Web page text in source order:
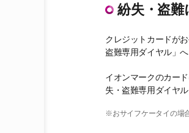
紛失・盗
クレジットカードが
盗難専用ダイヤル」
イオンマークのカー
失・盗難専用ダイヤ
※おサイフケータイの場